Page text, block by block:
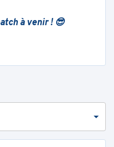
à venir ! 😎